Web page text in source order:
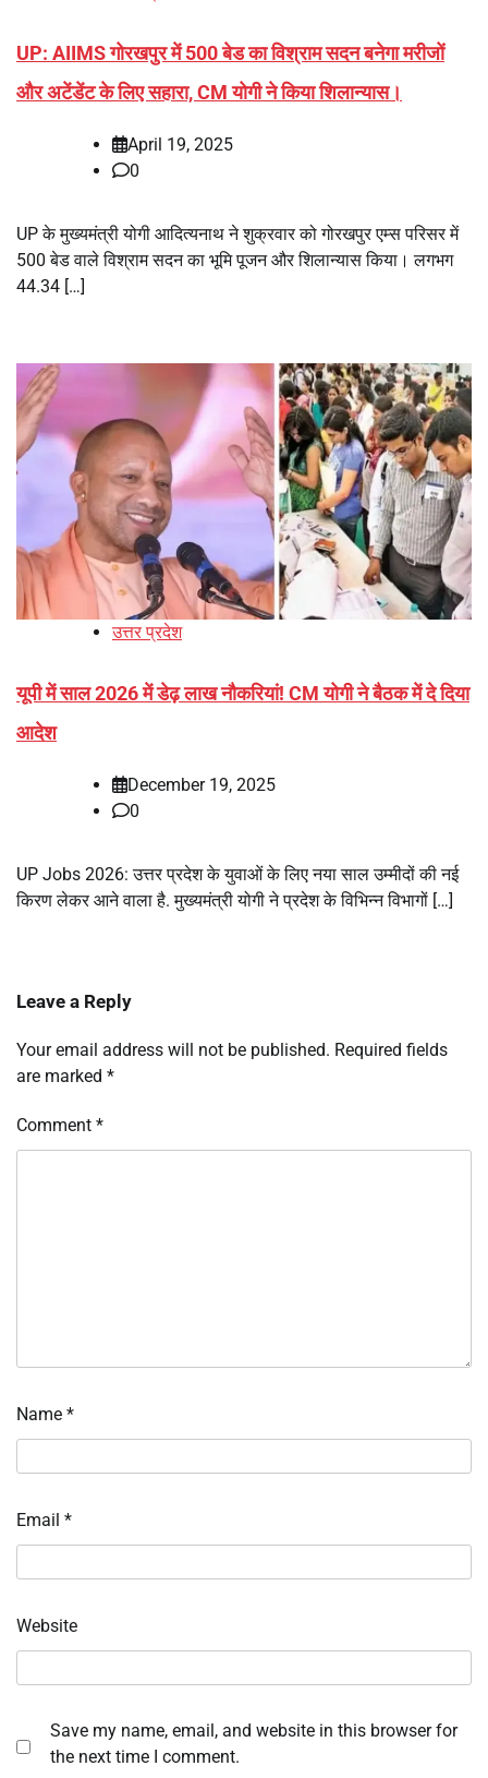
UP: AIIMS गोरखपुर में 500 बेड का विश्राम सदन बनेगा मरीजों
और अटेंडेंट के लिए सहारा, CM योगी ने किया शिलान्यास।
April 19, 2025
0
UP के मुख्यमंत्री योगी आदित्यनाथ ने शुक्रवार को गोरखपुर एम्स परिसर में
500 बेड वाले विश्राम सदन का भूमि पूजन और शिलान्यास किया। लगभग
44.34 […]
उत्तर प्रदेश
यूपी में साल 2026 में डेढ़ लाख नौकरियां! CM योगी ने बैठक में दे दिया
आदेश
December 19, 2025
0
UP Jobs 2026: उत्तर प्रदेश के युवाओं के लिए नया साल उम्मीदों की नई
किरण लेकर आने वाला है. मुख्यमंत्री योगी ने प्रदेश के विभिन्न विभागों […]
Leave a Reply
Your email address will not be published. Required fields
are marked *
Comment *
Name *
Email *
Website
Save my name, email, and website in this browser for
the next time I comment.